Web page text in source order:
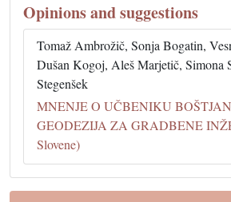
Opinions and suggestions
Tomaž Ambrožič, Sonja Bogatin,
Dušan Kogoj, Aleš Marjetič, Simona
Stegenšek
MNENJE O UČBENIKU
GEODEZIJA ZA GRADBENE
Slovene)